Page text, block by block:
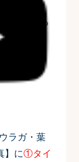
んでいる
ラガ・葉
】に①タイ